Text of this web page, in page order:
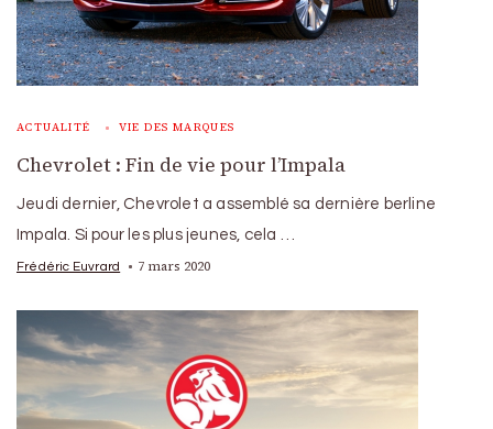
ACTUALITÉ VIE DES MARQUES
Chevrolet : Fin de vie pour l’Impala
Jeudi dernier, Chevrolet a assemblé sa dernière berline
Impala. Si pour les plus jeunes, cela …
Frédéric Euvrard 7 mars 2020